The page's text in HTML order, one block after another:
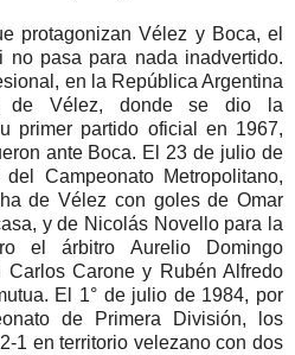
protagonizan Vélez y Boca, el
no pasa para nada inadvertido.
en la República Argentina
de Vélez, donde se dio la
primer partido oficial en 1967,
ante Boca. El 23 de julio de
Campeonato Metropolitano,
de Vélez con goles de Omar
y de Nicolás Novello para la
el árbitro Aurelio Domingo
Carone y Rubén Alfredo
El 1° de julio de 1984, por
de Primera División, los
1 en territorio velezano con dos